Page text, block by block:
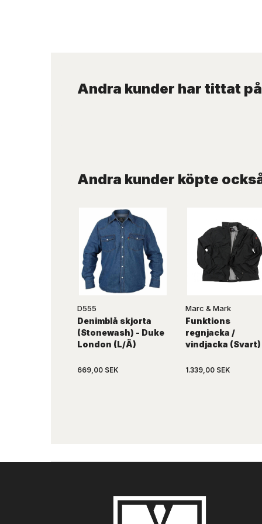
Andra kunder har tittat på
Andra kunder köpte
D555
Denimblå skjorta
(Stonewash) - Duke
London (L/Ä)
669,00 SEK
Marc & Mark
Funktions
regnjacka /
vindjacka (Svart)
1.339,00 SEK